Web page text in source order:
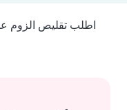
اطلب تقليص الزوم